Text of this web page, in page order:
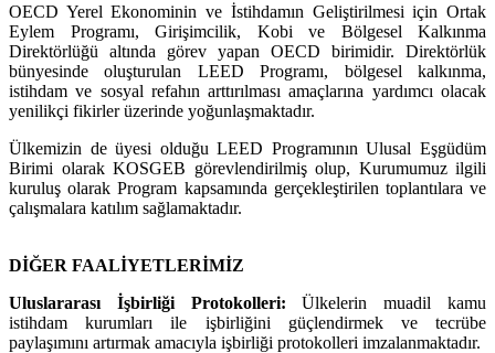
OECD Yerel Ekonominin ve İstihdamın Geliştirilmesi için Ortak
Eylem Programı, Girişimcilik, Kobi ve Bölgesel Kalkınma
Direktörlüğü altında görev yapan OECD birimidir. Direktörlük
bünyesinde oluşturulan LEED Programı, bölgesel kalkınma,
istihdam ve sosyal refahın arttırılması amaçlarına yardımcı olacak
yenilikçi fikirler üzerinde yoğunlaşmaktadır.
Ülkemizin de üyesi olduğu LEED Programının Ulusal Eşgüdüm
Birimi olarak KOSGEB görevlendirilmiş olup, Kurumumuz ilgili
kuruluş olarak Program kapsamında gerçekleştirilen toplantılara ve
çalışmalara katılım sağlamaktadır.
DİĞER FAALİYETLERİMİZ
Uluslararası İşbirliği Protokolleri:Ülkelerin muadil kamu
istihdam kurumları ile işbirliğini güçlendirmek ve tecrübe
paylaşımını artırmak amacıyla işbirliği protokolleri imzalanmaktadır.